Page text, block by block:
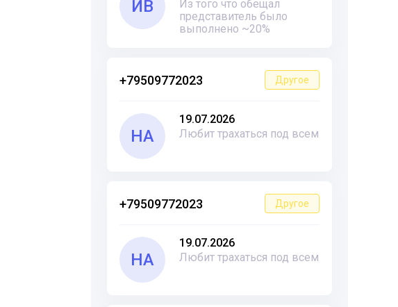
ИВ
Из того что обещал
представитель было
выполнено ~20%
+79509772023 Другое
НА
19.07.2026
Любит трахаться под всем
+79509772023 Другое
НА
19.07.2026
Любит трахаться под всем